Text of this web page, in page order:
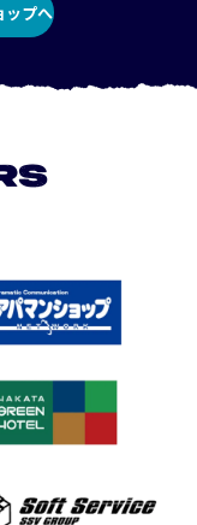
ップへ